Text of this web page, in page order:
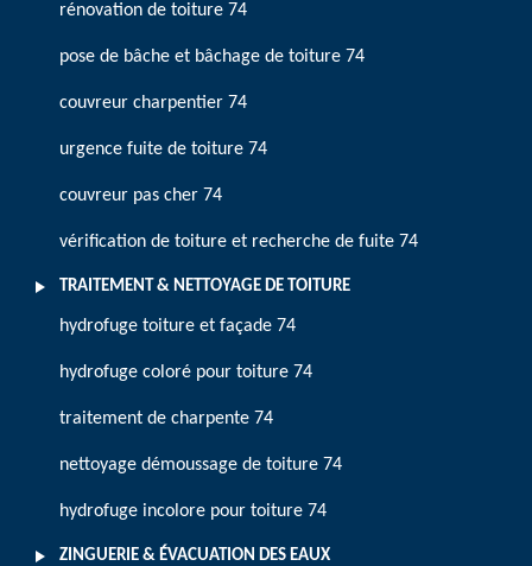
rénovation de toiture 74
pose de bâche et bâchage de toiture 74
couvreur charpentier 74
urgence fuite de toiture 74
couvreur pas cher 74
vérification de toiture et recherche de fuite 74
TRAITEMENT & NETTOYAGE DE TOITURE
hydrofuge toiture et façade 74
hydrofuge coloré pour toiture 74
traitement de charpente 74
nettoyage démoussage de toiture 74
hydrofuge incolore pour toiture 74
ZINGUERIE & ÉVACUATION DES EAUX